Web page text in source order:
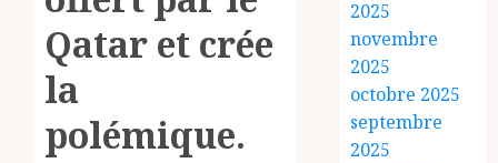
Qatar et crée
la
polémique.
2025
novembre
2025
octobre 2025
septembre
2025